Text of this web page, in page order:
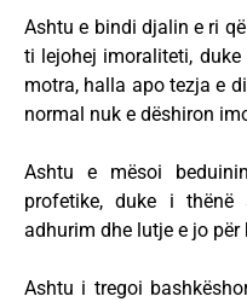
Ashtu e bindi djalin e ri
ti lejohej imoraliteti,
motra, halla apo tezja e
normal nuk e dëshiron
Ashtu e mësoi
profetike, duke i thënë
adhurim dhe lutje e jo për
Ashtu i tregoi